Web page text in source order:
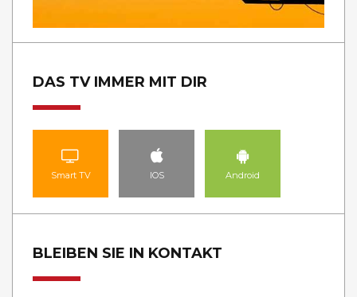
DAS TV IMMER MIT DIR
Smart TV IOS Android
BLEIBEN SIE IN KONTAKT